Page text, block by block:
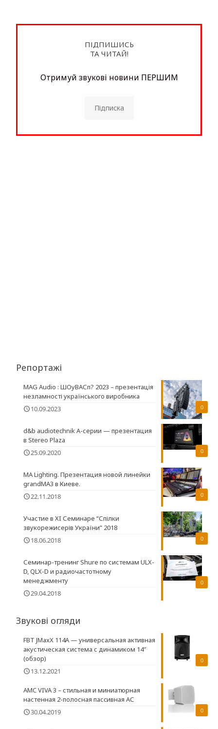
ПІДПИШИСЬ
ТА ЧИТАЙ!
Отримуй звукові новини ПЕРШИМ
Підписка
Репортажі
0
MAG Audio : ШОуВАСп? 2023 – презентація
незламності українського виробника
10.09.2023
0
d&b audiotechnik A-серии — презентация
в Stereo Plaza
25.09.2020
0
MA Lighting. Презентация новой линейки
grandMA3 в Киеве.
22.11.2018
0
Участие в XI Семинаре “Спілки
звукорежисерів України” 2018
18.06.2018
0
Семинар-тренинг Shure по системам ULX-
D, QLX-D и радиочастотному
менеджменту
29.04.2018
Звукові огляди
0
FBT JMaxX 114A — универсальная активная
акустическая система с динамиком 14″
(обзор)
13.12.2021
0
AMC VIVA 3 – стильная и миниатюрная
настенная 2-полосная пасcивная АС
30.04.2019